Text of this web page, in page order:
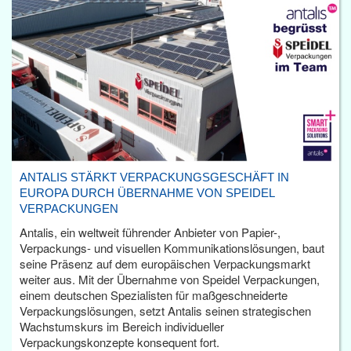
ANTALIS STÄRKT VERPACKUNGSGESCHÄFT IN
EUROPA DURCH ÜBERNAHME VON SPEIDEL
VERPACKUNGEN
Antalis, ein weltweit führender Anbieter von Papier-,
Verpackungs- und visuellen Kommunikationslösungen, baut
seine Präsenz auf dem europäischen Verpackungsmarkt
weiter aus. Mit der Übernahme von Speidel Verpackungen,
einem deutschen Spezialisten für maßgeschneiderte
Verpackungslösungen, setzt Antalis seinen strategischen
Wachstumskurs im Bereich individueller
Verpackungskonzepte konsequent fort.